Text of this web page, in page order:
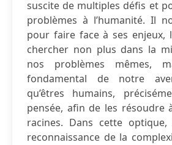
suscite de multiples défis et
problèmes à l’humanité. Il
pour faire face à ses enjeux,
chercher non plus dans la
nos problèmes mêmes,
fondamental de notre
qu’êtres humains,
pensée, afin de les résoudre
racines. Dans cette
reconnaissance de la